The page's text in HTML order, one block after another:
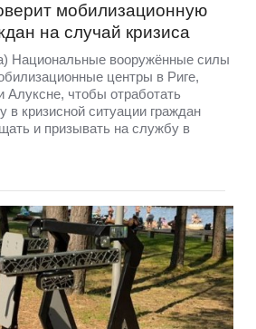
мобилизационную
на случай кризиса
Национальные вооружённые силы
центры в Риге,
Алуксне, чтобы отработать
в кризисной ситуации граждан
и призывать на службу в